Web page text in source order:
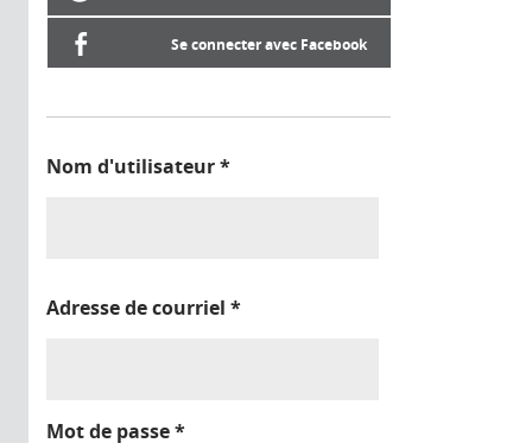
Se connecter avec Facebook
Nom d'utilisateur*
Adresse de courriel *
Mot de passe*